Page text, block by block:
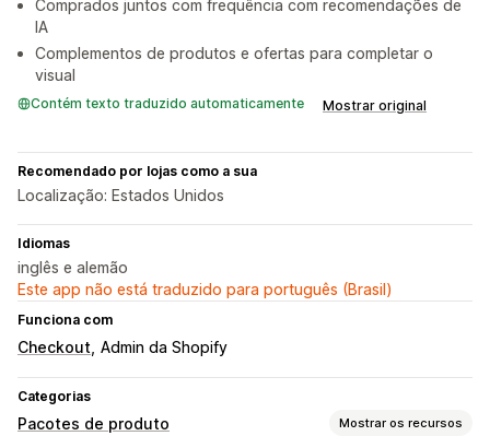
Comprados juntos com frequência com recomendações de
IA
Complementos de produtos e ofertas para completar o
visual
Contém texto traduzido automaticamente Mostrar original
Recomendado por lojas como a sua
Localização: Estados Unidos
Idiomas
inglês e alemão
Este app não está traduzido para português (Brasil)
Funciona com
Checkout Admin da Shopify
Categorias
Pacotes de produto Mostrar os recursos